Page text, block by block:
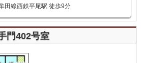
田線西鉄平尾駅 徒歩9分
門402号室